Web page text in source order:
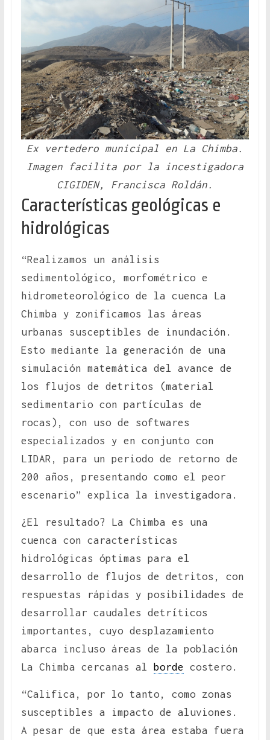
Ex vertedero municipal en La Chimba.
Imagen facilita por la incestigadora
CIGIDEN, Francisca Roldán.
Características geológicas e
hidrológicas
“Realizamos un análisis
sedimentológico, morfométrico e
hidrometeorológico de la cuenca La
Chimba y zonificamos las áreas
urbanas susceptibles de inundación.
Esto mediante la generación de una
simulación matemática del avance de
los flujos de detritos (material
sedimentario con partículas de
rocas), con uso de softwares
especializados y en conjunto con
LIDAR, para un periodo de retorno de
200 años, presentando como el peor
escenario” explica la investigadora.
¿El resultado? La Chimba es una
cuenca con características
hidrológicas óptimas para el
desarrollo de flujos de detritos, con
respuestas rápidas y posibilidades de
desarrollar caudales detríticos
importantes, cuyo desplazamiento
abarca incluso áreas de la población
La Chimba cercanas al borde costero.
“Califica, por lo tanto, como zonas
susceptibles a impacto de aluviones.
A pesar de que esta área estaba fuera